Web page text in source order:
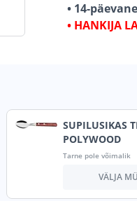
• 14-
• HANKIJA
SUPILUSIKAS
POLYWOOD
Tarne pole võimalik
VÄLJA